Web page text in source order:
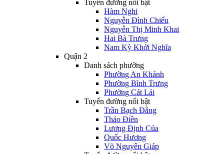
Tuyến đường nổi bật
Hàm Nghi
Nguyễn Đình Chiểu
Nguyễn Thị Minh Khai
Hai Bà Trưng
Nam Kỳ Khởi Nghĩa
Quận 2
Danh sách phường
Phường An Khánh
Phường Bình Trưng
Phường Cát Lái
Tuyến đường nổi bật
Trần Bạch Đằng
Thảo Điền
Lương Định Của
Quốc Hương
Võ Nguyên Giáp